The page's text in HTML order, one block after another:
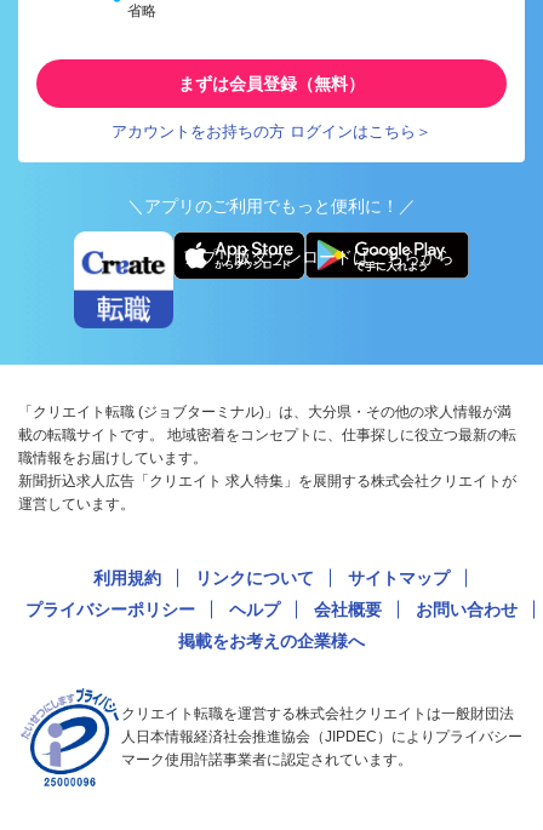
省略
まずは会員登録（無料）
アカウントをお持ちの方 ログインはこちら＞
＼アプリのご利用でもっと便利に！／
アプリ版ダウンロードはこちらから
「クリエイト転職 (ジョブターミナル)」は、大分県・その他の求人情報が満
載の転職サイトです。 地域密着をコンセプトに、仕事探しに役立つ最新の転
職情報をお届けしています。
新聞折込求人広告「クリエイト 求人特集」を展開する株式会社クリエイトが
運営しています。
利用規約 リンクについて
サイトマップ
プライバシーポリシー
ヘルプ 会社概要
お問い合わせ
掲載をお考えの企業様へ
クリエイト転職を運営する株式会社クリエイトは一般財団法
人日本情報経済社会推進協会（JIPDEC）によりプライバシー
マーク使用許諾事業者に認定されています。